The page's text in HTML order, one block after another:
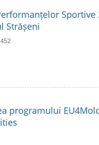
Strășeni
programului